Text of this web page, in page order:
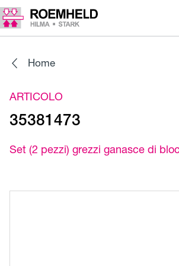
Home
ARTICOLO
35381473
Set (2 pezzi) grezzi ganasce di